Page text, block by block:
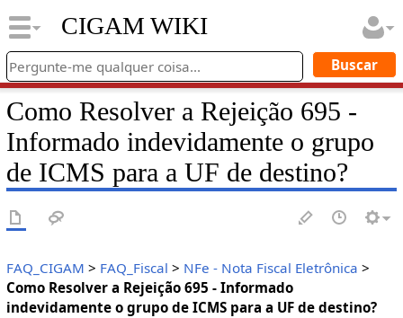
CIGAM WIKI
Como Resolver a Rejeição 695 -
Informado indevidamente o grupo
de ICMS para a UF de destino?
FAQ_CIGAM > FAQ_Fiscal > NFe - Nota Fiscal Eletrônica >
Como Resolver a Rejeição 695 - Informado
indevidamente o grupo de ICMS para a UF de destino?